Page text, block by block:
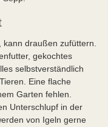
kann draußen zufüttern.
gekochtes
selbstverständlich
Eine flache
Garten fehlen.
Unterschlupf in der
von Igeln gerne